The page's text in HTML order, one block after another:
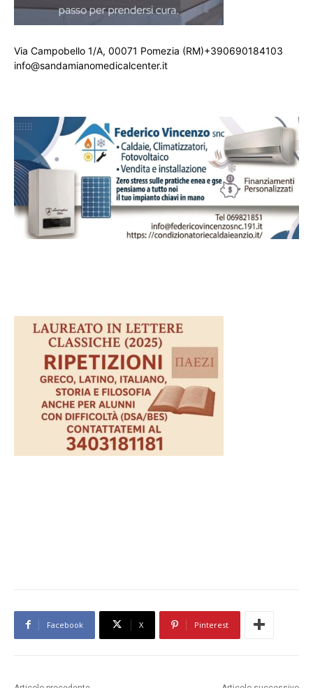
Via Campobello 1/A, 00071 Pomezia (RM)+390690184103
info@sandamianomedicalcenter.it
Facebook X Pinterest